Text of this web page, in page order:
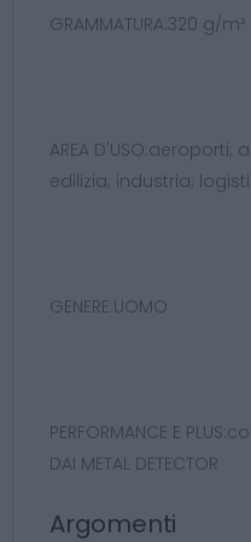
GRAMMATURA:320 g/m²
AREA
edilizia; industria;
GENERE:UOMO
PERFORMANCE E
DAI METAL DETECTOR
Argomenti